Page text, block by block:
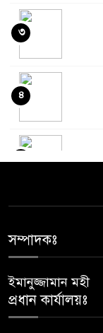
৩
৪
৭
সম্পাদকঃ
ইমানুজ্জামান মহী
প্রধান কার্যালয়ঃ